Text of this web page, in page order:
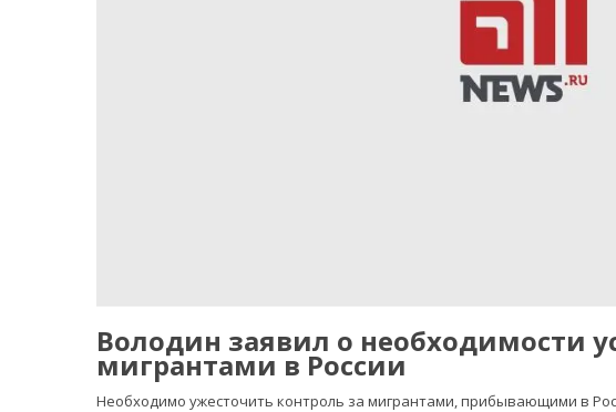
Володин заявил о необходимости
мигрантами в России
Необходимо ужесточить контроль за мигрантами, прибывающими в